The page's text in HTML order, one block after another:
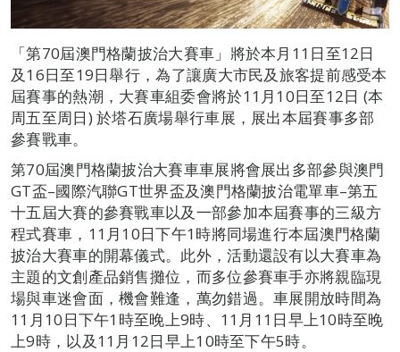
「第70屆澳門格蘭披治大賽車」將於本月11日至12日
及16日至19日舉行，為了讓廣大市民及旅客提前感受本
屆賽事的熱潮，大賽車組委會將於11月10日至12日 (本
周五至周日) 於塔石廣場舉行車展，展出本屆賽事多部
參賽戰車。
第70屆澳門格蘭披治大賽車車展將會展出多部參與澳門
GT盃–國際汽聯GT世界盃及澳門格蘭披治電單車–第五
十五屆大賽的參賽戰車以及一部參加本屆賽事的三級方
程式賽車，11月10日下午1時將同場進行本屆澳門格蘭
披治大賽車的開幕儀式。此外，活動還設有以大賽車為
主題的文創產品銷售攤位，而多位參賽車手亦將親臨現
場與車迷會面，機會難逢，萬勿錯過。車展開放時間為
11月10日下午1時至晚上9時、11月11日早上10時至晚
上9時，以及11月12日早上10時至下午5時。